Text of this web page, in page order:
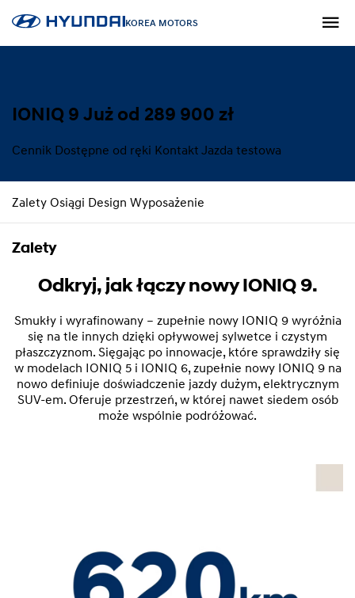
KOREA MOTORS
IONIQ 9 Już od 289 900 zł
Cennik Dostępne od ręki Kontakt Jazda testowa
Zalety Osiągi Design Wyposażenie
Zalety
Odkryj, jak łączy nowy IONIQ 9.
Smukły i wyrafinowany – zupełnie nowy IONIQ 9 wyróżnia
się na tle innych dzięki opływowej sylwetce i czystym
płaszczyznom. Sięgając po innowacje, które sprawdziły się
w modelach IONIQ 5 i IONIQ 6, zupełnie nowy IONIQ 9 na
nowo definiuje doświadczenie jazdy dużym, elektrycznym
SUV-em. Oferuje przestrzeń, w której nawet siedem osób
może wspólnie podróżować.